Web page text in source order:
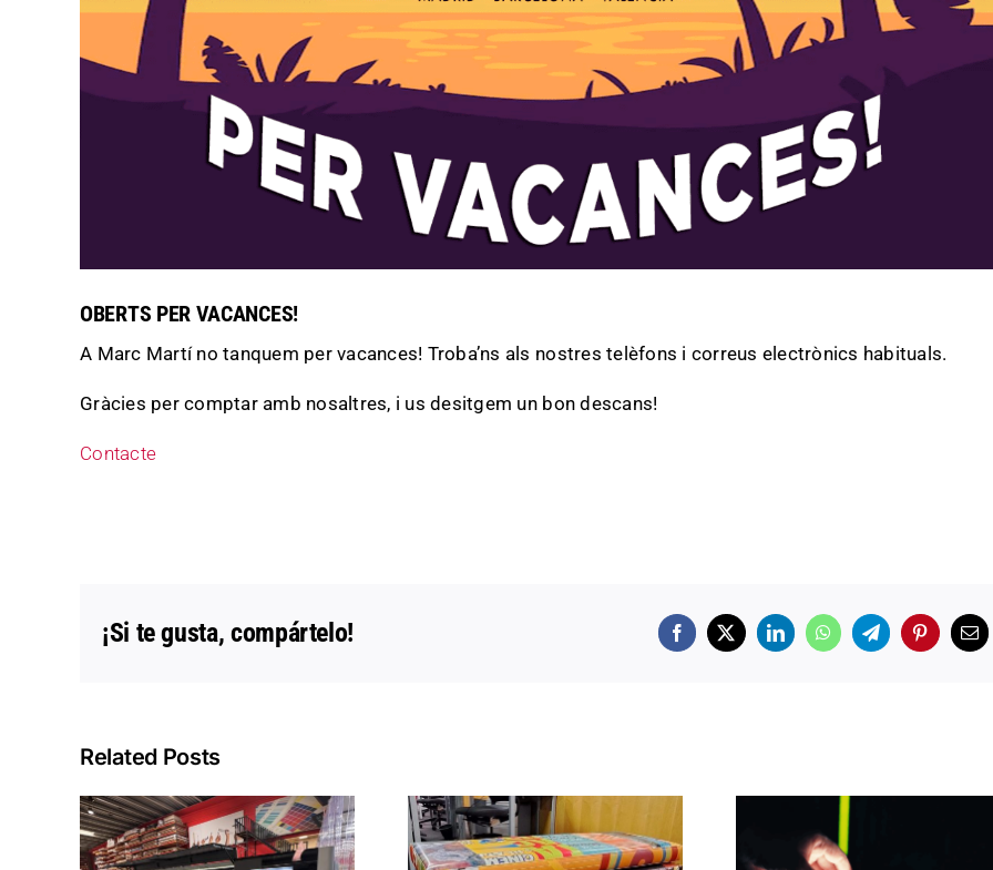
OBERTS PER VACANCES!
A Marc Martí no tanquem per vacances! Troba’ns als nostres telèfons i correus electrònics habituals.
Gràcies per comptar amb nosaltres, i us desitgem un bon descans!
Contacte
¡Si te gusta, compártelo! Facebook
X LinkedInWhatsAppTelegramPinterest
Related Posts